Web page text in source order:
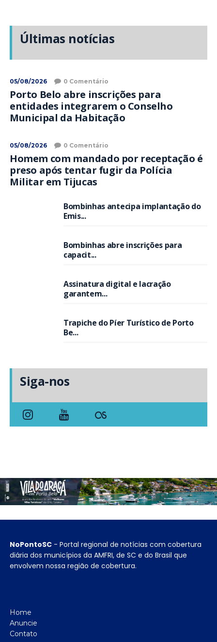
Últimas notícias
05/08/2026 0 Comentário
Porto Belo abre inscrições para
entidades integrarem o Conselho
Municipal da Habitação
05/08/2026 0 Comentário
Homem com mandado por receptação é
preso após tentar fugir da Polícia
Militar em Tijucas
Bombinhas antecipa implantação do
Emis...
Bombinhas abre inscrições para
capacit...
Assinatura digital e lacração
garantem...
Trapiche do Píer Turístico de Porto
Be...
Siga-nos
NoPontoSC - Portal regional de notícias com cobertura
diária dos municípios da AMFRI, de SC e do Brasil que
envolvem nossa região de cobertura.
Home
Anuncie
Contato